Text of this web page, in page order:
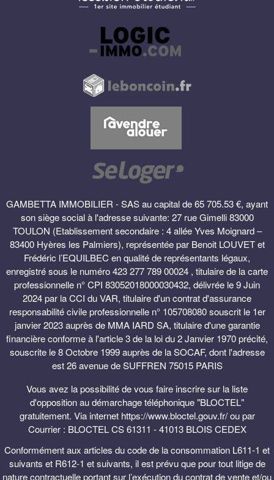
GAMBETTA IMMOBILIER - SAS au capital de 65 705.53 €, ayant
son siège social à l'adresse suivante: 27 rue Gimelli 83000
TOULON (Etablissement secondaire : 4 allée Yves Moignard –
83400 Hyères les Palmiers), représentée par Benoit LOUVET et
Frédéric l’EQUILBEC en qualité de représentants légaux,
enregistré sous le numéro 423 277 789 00024 , titulaire de la carte
professionnelle n° CPI 83052018000030432, délivrée le 9 Juin
2024 par la CCI du VAR, titulaire d'un contrat d'assurance
responsabilité civile professionnelle n° 105708080 souscrit le 1er
janvier 2023 auprès de MMA IARD SA, titulaire d'une garantie
financière conforme à l'article 3 de la loi du 2 Janvier 1970 précité,
souscrite le 8 Octobre 1999 auprès de la SOCAF, dont l'adresse
est 26 avenue de SUFFREN 75015 PARIS
Vous avez la possibilité de vous faire inscrire sur la liste
d'opposition au démarchage téléphonique "BLOCTEL"
gratuitement. Via internet https://www.bloctel.gouv.fr/ ou par
Courrier : BLOCTEL CS 61311 - 41013 BLOIS CEDEX
Conformément aux articles du code de la consommation L611-1 et
suivants et R612-1 et suivants, il est prévu que pour tout litige de
nature contractuelle portant sur l’exécution du contrat de vente et/ou